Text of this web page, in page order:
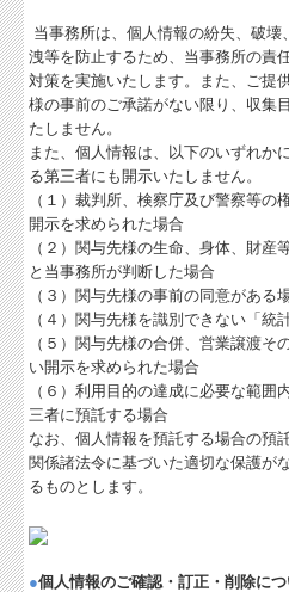
TKCシステムQ&A
経営革新等支援機関とは
当事務所は、個人情報の紛失、破
洩等を防止するため、当事務所の責
対策を実施いたします。また、ご提
様の事前のご承諾がない限り、収集
たしません。
また、個人情報は、以下のいずれか
る第三者にも開示いたしません。
（１）裁判所、検察庁及び警察等の
開示を求められた場合
（２）関与先様の生命、身体、財産
と当事務所が判断した場合
（３）関与先様の事前の同意がある
（４）関与先様を識別できない「統
（５）関与先様の合併、営業譲渡そ
い開示を求められた場合
（６）利用目的の達成に必要な範囲
三者に預託する場合
なお、個人情報を預託する場合の預
関係諸法令に基づいた適切な保護が
るものとします。
●個人情報のご確認・訂正・削除につ